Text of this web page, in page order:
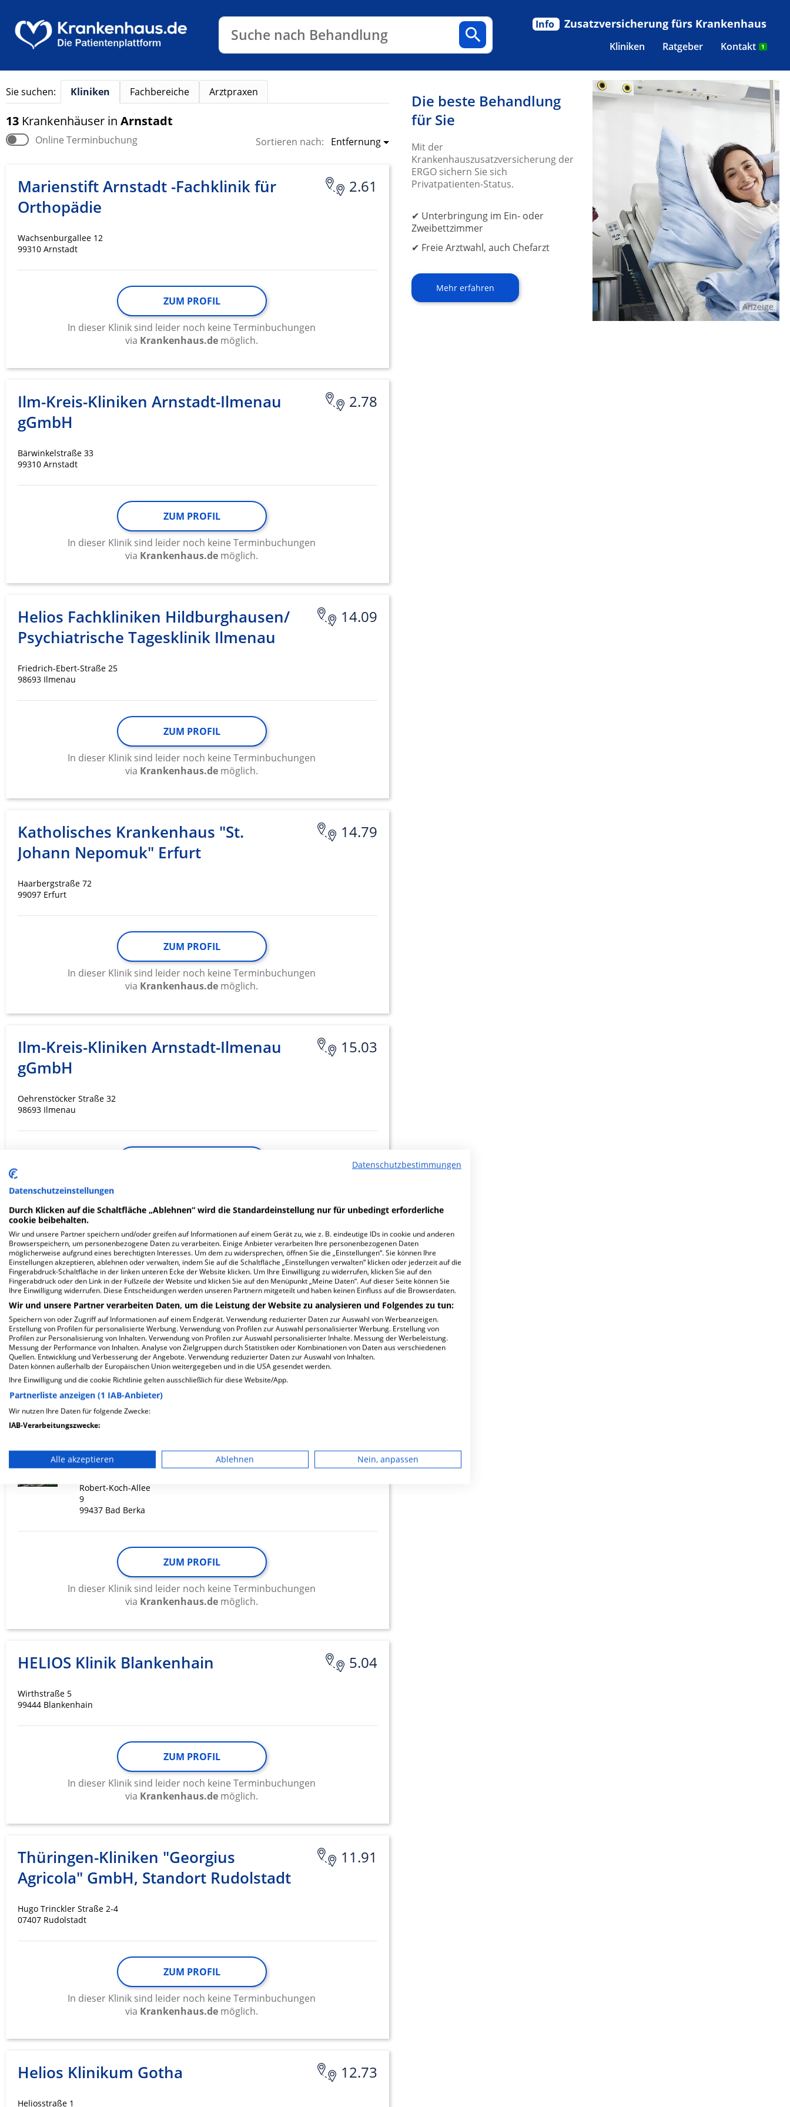
Suche nach Behandlung
Kliniken
Ratgeber Kontakt 1
Info Zusatzversicherung fürs Krankenhaus
Sie suchen: Kliniken Fachbereiche Arztpraxen
13 Krankenhäuser in Arnstadt
Online Terminbuchung Sortieren nach: Entfernung
2.61
Marienstift Arnstadt -Fachklinik für
Orthopädie
Wachsenburgallee 12
99310 Arnstadt
ZUM PROFIL
In dieser Klinik sind leider noch keine Terminbuchungen
via Krankenhaus.de möglich.
2.78
Ilm-Kreis-Kliniken Arnstadt-Ilmenau
gGmbH
Bärwinkelstraße 33
99310 Arnstadt
ZUM PROFIL
In dieser Klinik sind leider noch keine Terminbuchungen
via Krankenhaus.de möglich.
14.09
Helios Fachkliniken Hildburghausen/
Psychiatrische Tagesklinik Ilmenau
Friedrich-Ebert-Straße 25
98693 Ilmenau
ZUM PROFIL
In dieser Klinik sind leider noch keine Terminbuchungen
via Krankenhaus.de möglich.
14.79
Katholisches Krankenhaus "St.
Johann Nepomuk" Erfurt
Haarbergstraße 72
99097 Erfurt
ZUM PROFIL
In dieser Klinik sind leider noch keine Terminbuchungen
via Krankenhaus.de möglich.
15.03
Ilm-Kreis-Kliniken Arnstadt-Ilmenau
gGmbH
Oehrenstöcker Straße 32
98693 Ilmenau
In dieser Klinik sind leider noch keine Terminbuchungen
20.05
HELIOS Klinikum Erfurt
Nordhäuser Straße 74
99089 Erfurt
ZUM PROFIL
In dieser Klinik sind leider noch keine Terminbuchungen
viaKrankenhaus.de
8.44
Zentralklinik Bad Berka GmbH
Robert-Koch-Allee
9
99437 Bad Berka
ZUM PROFIL
In dieser Klinik sind leider noch keine Terminbuchungen
via Krankenhaus.de möglich.
5.04
HELIOS Klinik Blankenhain
Wirthstraße 5
99444 Blankenhain
ZUM PROFIL
In dieser Klinik sind leider noch keine Terminbuchungen
via Krankenhaus.de möglich.
11.91
Thüringen-Kliniken "Georgius
Agricola" GmbH, Standort Rudolstadt
Hugo Trinckler Straße 2-4
07407 Rudolstadt
ZUM PROFIL
In dieser Klinik sind leider noch keine Terminbuchungen
via Krankenhaus.de möglich.
12.73
Helios Klinikum Gotha
Heliosstraße 1
Die beste Behandlung
für Sie
Mit der
Krankenhauszusatzversicherung der
ERGO sichern Sie sich
Privatpatienten-Status.
✔ Unterbringung im Ein- oder
Zweibettzimmer
✔ Freie Arztwahl, auch Chefarzt
Mehr erfahren
Anzeige
Datenschutzbestimmungen
Datenschutzeinstellungen
Durch Klicken auf die Schaltfläche „Ablehnen“ wird die Standardeinstellung nur für unbedingt erforderliche
cookie beibehalten.
Wir und unsere Partner speichern und/oder greifen auf Informationen auf einem Gerät zu, wie z. B. eindeutige IDs in cookie und anderen
Browserspeichern, um personenbezogene Daten zu verarbeiten. Einige Anbieter verarbeiten Ihre personenbezogenen Daten
möglicherweise aufgrund eines berechtigten Interesses. Um dem zu widersprechen, öffnen Sie die „Einstellungen“. Sie können Ihre
Einstellungen akzeptieren, ablehnen oder verwalten, indem Sie auf die Schaltfläche „Einstellungen verwalten“ klicken oder jederzeit auf die
Fingerabdruck-Schaltfläche in der linken unteren Ecke der Website klicken. Um Ihre Einwilligung zu widerrufen, klicken Sie auf den
Fingerabdruck oder den Link in der Fußzeile der Website und klicken Sie auf den Menüpunkt „Meine Daten“. Auf dieser Seite können Sie
Ihre Einwilligung widerrufen. Diese Entscheidungen werden unseren Partnern mitgeteilt und haben keinen Einfluss auf die Browserdaten.
Wir und unsere Partner verarbeiten Daten, um die Leistung der Website zu analysieren und Folgendes zu tun:
Speichern von oder Zugriff auf Informationen auf einem Endgerät. Verwendung reduzierter Daten zur Auswahl von Werbeanzeigen.
Erstellung von Profilen für personalisierte Werbung. Verwendung von Profilen zur Auswahl personalisierter Werbung. Erstellung von
Profilen zur Personalisierung von Inhalten. Verwendung von Profilen zur Auswahl personalisierter Inhalte. Messung der Werbeleistung.
Messung der Performance von Inhalten. Analyse von Zielgruppen durch Statistiken oder Kombinationen von Daten aus verschiedenen
Quellen. Entwicklung und Verbesserung der Angebote. Verwendung reduzierter Daten zur Auswahl von Inhalten.
Daten können außerhalb der Europäischen Union weitergegeben und in die USA gesendet werden.
Ihre Einwilligung und die cookie Richtlinie gelten ausschließlich für diese Website/App.
Partnerliste anzeigen (1 IAB-Anbieter)
Wir nutzen Ihre Daten für folgende Zwecke:
IAB-Verarbeitungszwecke:
Verwendung reduzierter Daten zur Auswahl von Werbeanzeigen
Erstellung von Profilen für personalisierte Werbung
Verwendung von Profilen zur Auswahl personalisierter Werbung
Verwendung von Profilen zur Auswahl personalisierter Inhalte
Messung der Werbeleistung
Entwicklung und Verbesserung der Angebote
Verwendung reduzierter Daten zur Auswahl von Inhalten
Geräte anhand von aktiv angeforderten Informationen identifizieren
Werbung
Alle akzeptieren Ablehnen Nein, anpassen